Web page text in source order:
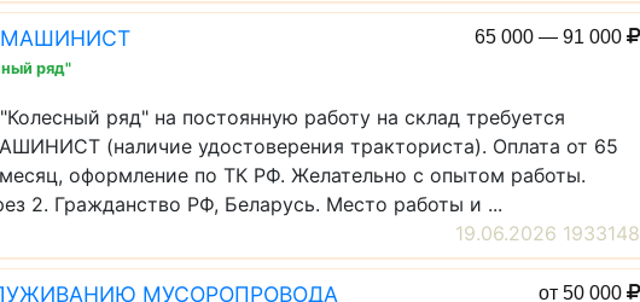
МАШИНИСТ 65 000 — 91 000
ряд"
ряд" на постоянную работу на склад требуется
(наличие удостоверения тракториста). Оплата от 65
оформление по ТК РФ. Желательно с опытом работы.
2. Гражданство РФ, Беларусь. Место работы и ...
19.06.2026 1933148
МУСОРОПРОВОДА от 50 000